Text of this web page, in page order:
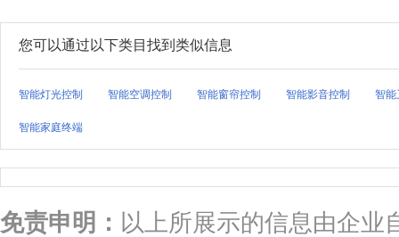
您可以通过以下类目找到类似信息
智能灯光控制 智能空调控制 智能窗帘控制 智能影音控制 智能
智能家庭终端
免责申明： 以上所展示的信息由企业